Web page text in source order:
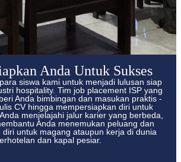
Anda Untuk Sukses
siswa kami untuk menjadi lulusan siap
hospitality. Tim job placement ISP yang
Anda bimbingan dan masukan praktis -
CV hingga mempersiapkan diri untuk
menjelajahi jalur karier yang berbeda,
Anda menemukan peluang dan
diri untuk magang ataupun kerja di dunia
dan kapal pesiar.